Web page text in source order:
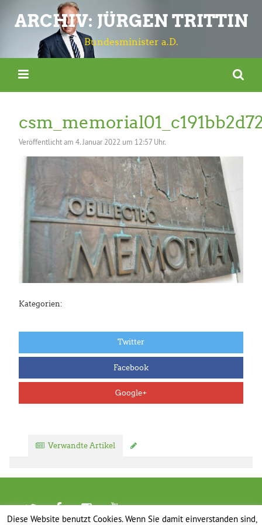
ARCHIV: JÜRGEN TRITTIN
Bundesminister a.D.
Veröffentlicht am 4. Januar 2022 um 12:57 Uhr.
Kategorien:
Twitter
Facebook
Google+
Verwandte Artikel
Diese Website benutzt Cookies. Wenn Sie damit einverstanden sind,